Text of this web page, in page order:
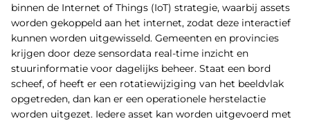
binnen de Internet of Things (IoT) strategie, waarbij assets
worden gekoppeld aan het internet, zodat deze interactief
kunnen worden uitgewisseld. Gemeenten en provincies
krijgen door deze sensordata real-time inzicht en
stuurinformatie voor dagelijks beheer. Staat een bord
scheef, of heeft er een rotatiewijziging van het beeldvlak
opgetreden, dan kan er een operationele herstelactie
worden uitgezet. Iedere asset kan worden uitgevoerd met